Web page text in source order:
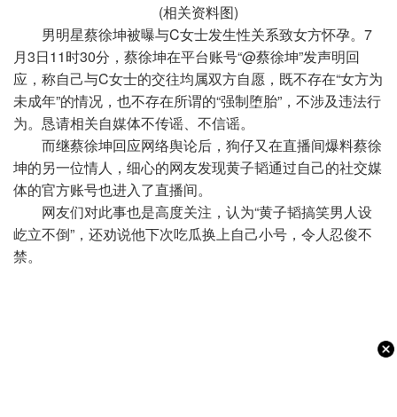
(相关资料图)
男明星蔡徐坤被曝与C女士发生性关系致女方怀孕。7
月3日11时30分，蔡徐坤在平台账号“@蔡徐坤”发声明回
应，称自己与C女士的交往均属双方自愿，既不存在“女方为
未成年”的情况，也不存在所谓的“强制堕胎”，不涉及违法行
为。恳请相关自媒体不传谣、不信谣。
而继蔡徐坤回应网络舆论后，狗仔又在直播间爆料蔡徐
坤的另一位情人，细心的网友发现黄子韬通过自己的社交媒
体的官方账号也进入了直播间。
网友们对此事也是高度关注，认为“黄子韬搞笑男人设
屹立不倒”，还劝说他下次吃瓜换上自己小号，令人忍俊不
禁。